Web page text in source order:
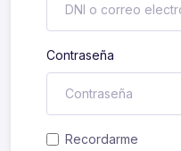
Contraseña
Recordarme